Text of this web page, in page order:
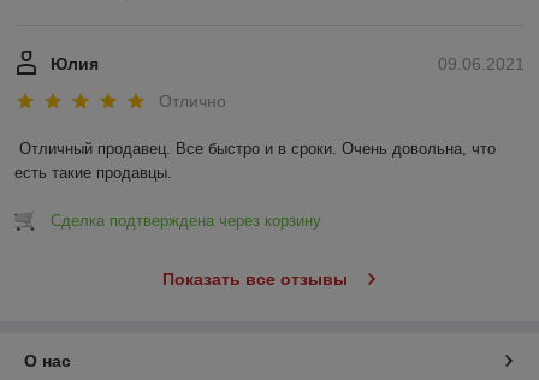
09.06.2021
Юлия
Отлично
Отличный продавец. Все быстро и в сроки. Очень довольна, что
есть такие продавцы.
Сделка подтверждена через корзину
Показать все отзывы
О нас